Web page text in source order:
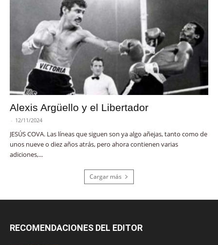
Alexis Argüello y el Libertador
- 12/11/2024
JESÚS COVA. Las líneas que siguen son ya algo añejas, tanto como de
unos nueve o diez años atrás, pero ahora contienen varias
adiciones,...
Cargar más
RECOMENDACIONES DEL EDITOR